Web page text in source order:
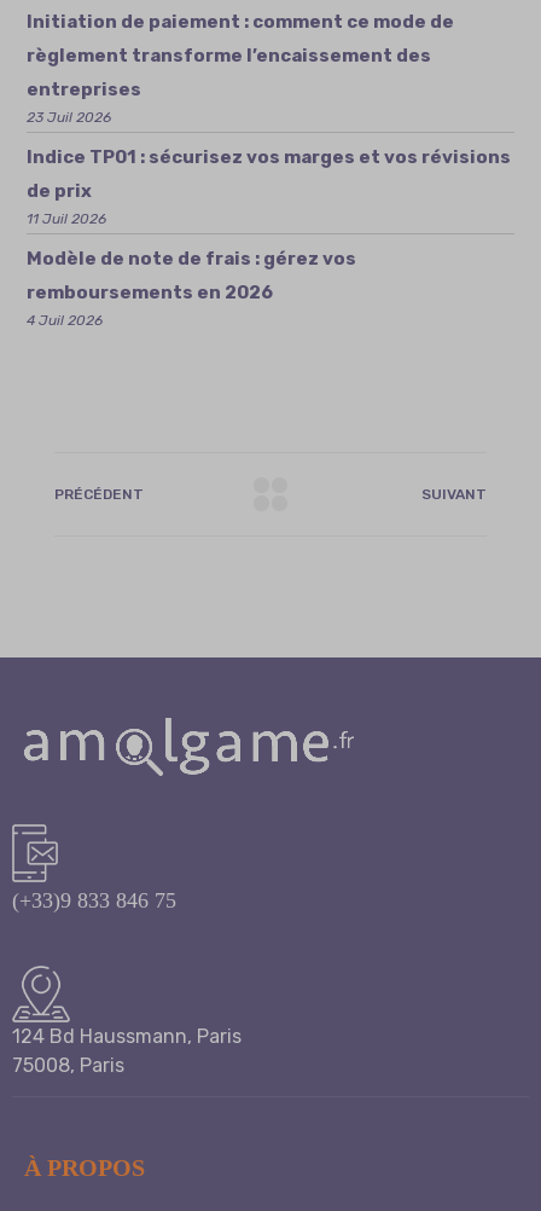
Initiation de paiement : comment ce mode de
règlement transforme l’encaissement des
entreprises
23 Juil 2026
Indice TP01 : sécurisez vos marges et vos révisions
de prix
11 Juil 2026
Modèle de note de frais : gérez vos
remboursements en 2026
4 Juil 2026
PRÉCÉDENT SUIVANT
(+33)9 833 846 75
124 Bd Haussmann, Paris
75008, Paris
À PROPOS